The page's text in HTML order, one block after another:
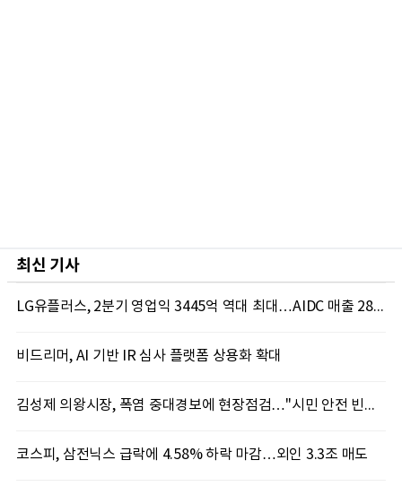
최신 기사
LG유플러스, 2분기 영업익 3445억 역대 최대…AIDC 매출 28.9%↑
비드리머, AI 기반 IR 심사 플랫폼 상용화 확대
김성제 의왕시장, 폭염 중대경보에 현장점검…"시민 안전 빈틈없이 챙긴다"
코스피, 삼전닉스 급락에 4.58% 하락 마감…외인 3.3조 매도